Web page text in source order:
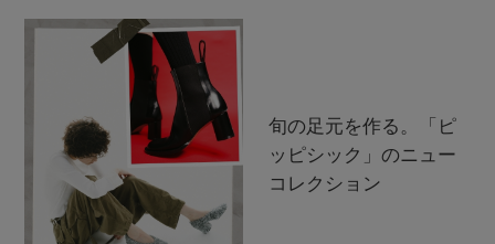
旬の足元を作る。「ピ
ッピシック」のニュー
コレクション